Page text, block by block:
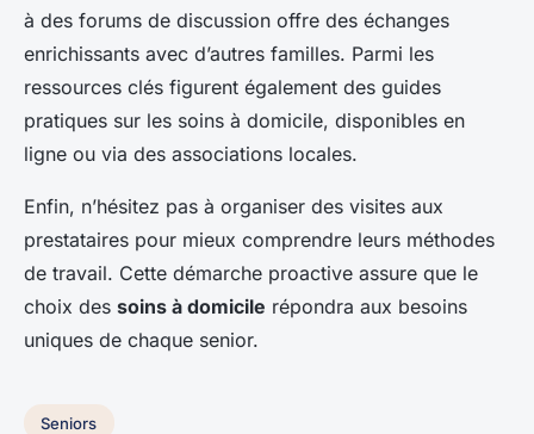
à des forums de discussion offre des échanges
enrichissants avec d’autres familles. Parmi les
ressources clés figurent également des guides
pratiques sur les soins à domicile, disponibles en
ligne ou via des associations locales.
Enfin, n’hésitez pas à organiser des visites aux
prestataires pour mieux comprendre leurs méthodes
de travail. Cette démarche proactive assure que le
choix des soins à domicile répondra aux besoins
uniques de chaque senior.
Seniors